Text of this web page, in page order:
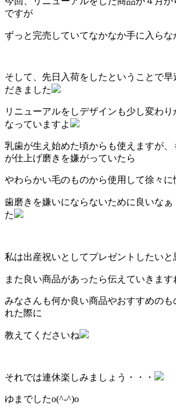
ですが
ずっと完売していてなかなか手に入らな
そして、先日入荷をしたということで早
だきました
リニューアルをしデザインも少し変わ
なっていますよ
乳歯が生え始めた頃からも使えますが
が仕上げ磨きを嫌がっていたら
やわらかい毛のものから使用して徐々に
歯磨きを嫌いにならないために良いなぁ
た
私は出産祝いとしてプレゼントしたいと
また良い商品があったら伝えていきます
みなさんも何か良い商品やおすすめのも
れた際に
教えてくださいね
それでは連休楽しみましょう・・・
ゆまでしたo(^-^)o